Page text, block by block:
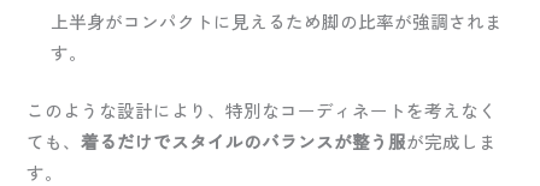
上半身がコンパクトに見えるため脚の比率が強調されま
す。
このような設計により、特別なコーディネートを考えなく
ても、着るだけでスタイルのバランスが整う服が完成しま
す。